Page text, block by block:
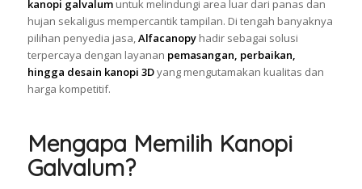
kanopi galvalumuntuk melindungi area luar dari panas dan
hujan sekaligus mempercantik tampilan. Di tengah banyaknya
pilihan penyedia jasa,Alfacanopyhadir sebagai solusi
terpercaya dengan layanan pemasangan, perbaikan,
hingga desain kanopi 3Dyang mengutamakan kualitas dan
harga kompetitif.
Mengapa Memilih Kanopi
Galvalum?